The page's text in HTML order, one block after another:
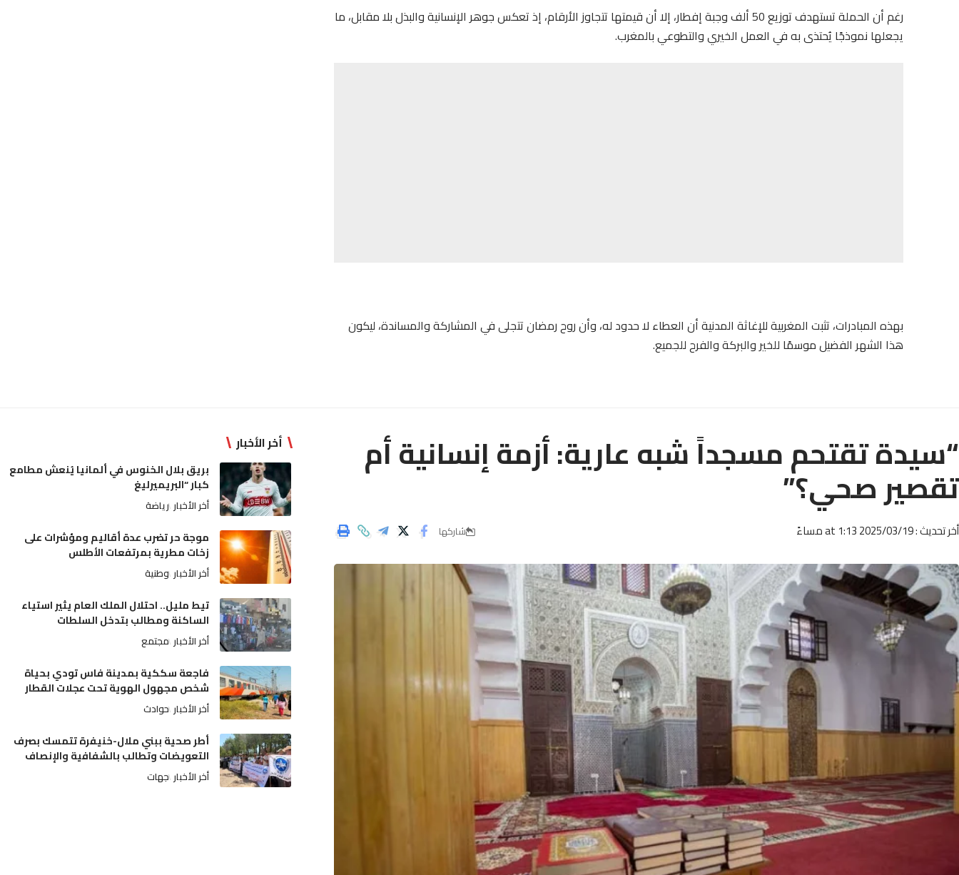
رغم أن الحملة تستهدف توزيع 50 ألف وجبة إفطار، إلا أن قيمتها تتجاوز الأرقام، إذ تعكس جوهر الإنسانية والبذل بلا مقابل، ما
يجعلها نموذجًا يُحتذى به في العمل الخيري والتطوعي بالمغرب.
بهذه المبادرات، تثبت المغربية للإغاثة المدنية أن العطاء لا حدود له، وأن روح رمضان تتجلى في المشاركة والمساندة، ليكون
هذا الشهر الفضيل موسمًا للخير والبركة والفرح للجميع.
“سيدة تقتحم مسجداً شبه عارية: أزمة إنسانية أم
تقصير صحي؟”
أخر تحديث : 2025/03/19 at 1:13 مساءً شاركها
أخر الأخبار
بريق بلال الخنوس في ألمانيا يُنعش مطامع
كبار “البريميرليغ
أخر الأخبار رياضة
موجة حر تضرب عدة أقاليم ومؤشرات على
زخات مطرية بمرتفعات الأطلس
أخر الأخبار وطنية
تيط مليل.. احتلال الملك العام يثير استياء
الساكنة ومطالب بتدخل السلطات
أخر الأخبار مجتمع
فاجعة سككية بمدينة فاس تودي بحياة
شخص مجهول الهوية تحت عجلات القطار
أخر الأخبار حوادث
أطر صحية ببني ملال-خنيفرة تتمسك بصرف
التعويضات وتطالب بالشفافية والإنصاف
أخر الأخبار جهات